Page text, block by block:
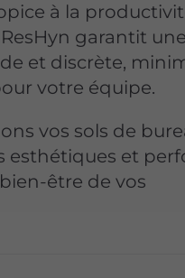
à la
garantit une
et discrète,
votre équipe.
vos sols de
esthétiques et
être de vos